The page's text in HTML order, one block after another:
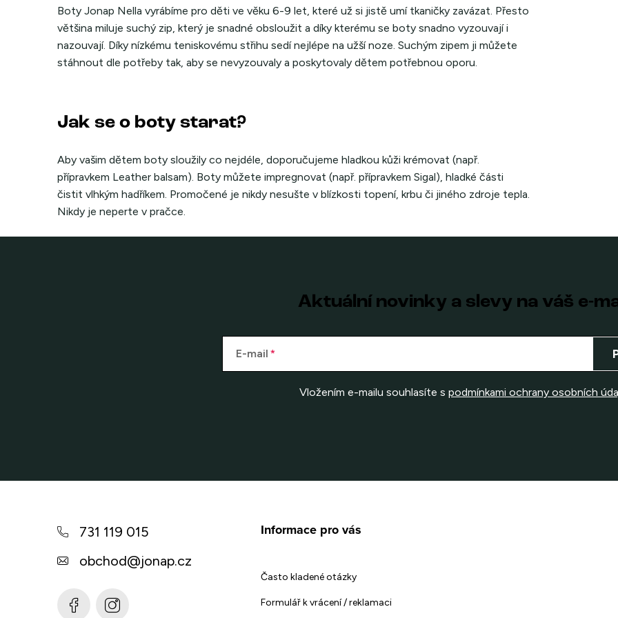
Boty Jonap Nella vyrábíme pro děti ve věku 6-9 let, které už si jistě umí tkaničky zavázat. Přesto
většina miluje suchý zip, který je snadné obsloužit a díky kterému se boty snadno vyzouvají i
nazouvají. Díky nízkému teniskovému střihu sedí nejlépe na užší noze. Suchým zipem ji můžete
stáhnout dle potřeby tak, aby se nevyzouvaly a poskytovaly dětem potřebnou oporu.
Jak se o boty starat?
Aby vašim dětem boty sloužily co nejdéle, doporučujeme hladkou kůži krémovat (např.
přípravkem Leather balsam). Boty můžete impregnovat (např. přípravkem Sigal), hladké části
čistit vlhkým hadříkem. Promočené je nikdy nesušte v blízkosti topení, krbu či jiného zdroje tepla.
Nikdy je neperte v pračce.
Aktuální novinky a slevy na váš e-
E-mail
Vložením e-mailu souhlasíte s podmínkami ochrany osobních
731 119 015
obchod@jonap.cz
Informace pro vás
Často kladené otázky
Formulář k vrácení / reklamaci